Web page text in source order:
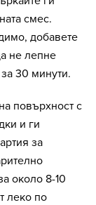
смес.
добавете
не лепне
30 минути.
повърхност с
и ги
за
около 8-10
леко по